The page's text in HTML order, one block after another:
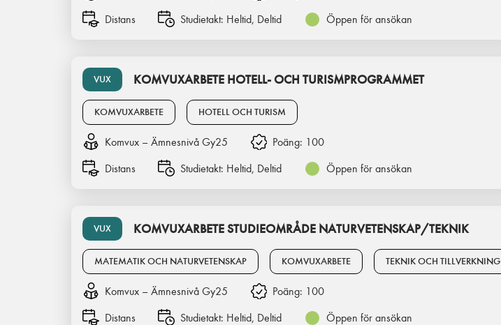
Distans
Studietakt: Heltid, Deltid Öppen för ansökan
VUX KOMVUXARBETE HOTELL- OCH TURISMPROGRAMMET
KOMVUXARBETE HOTELL OCH TURISM
Komvux – Ämnesnivå Gy25 Poäng: 100
Distans
Studietakt: Heltid, Deltid Öppen för ansökan
VUX KOMVUXARBETE STUDIEOMRÅDE NATURVETENSKAP/TEKNIK
MATEMATIK OCH NATURVETENSKAP KOMVUXARBETE TEKNIK OCH TILLVERKNING
Komvux – Ämnesnivå Gy25 Poäng: 100
Distans
Studietakt: Heltid, Deltid Öppen för ansökan